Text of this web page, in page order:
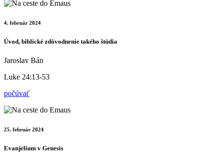
4. február 2024
Úvod, biblické zdôvodnenie takého štúdia
Jaroslav Bán
Luke 24:13-53
počúvať
25. február 2024
Evanjelium v Genesis